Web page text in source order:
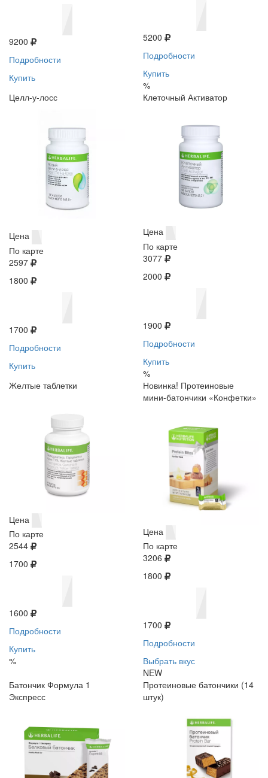
9200
Подробности
Купить
5200
Подробности
Купить
%
Целл-у-лосс
Цена
По карте
2597
1800
1700
Подробности
Купить
Клеточный Активатор
Цена
По карте
3077
2000
1900
Подробности
Купить
%
Желтые таблетки
Цена
По карте
2544
1700
1600
Подробности
Купить
%
Новинка! Протеиновые
мини-батончики «Конфетки»
Цена
По карте
3206
1800
1700
Подробности
Выбрать вкус
NEW
Батончик Формула 1
Экспресс
Протеиновые батончики (14
штук)